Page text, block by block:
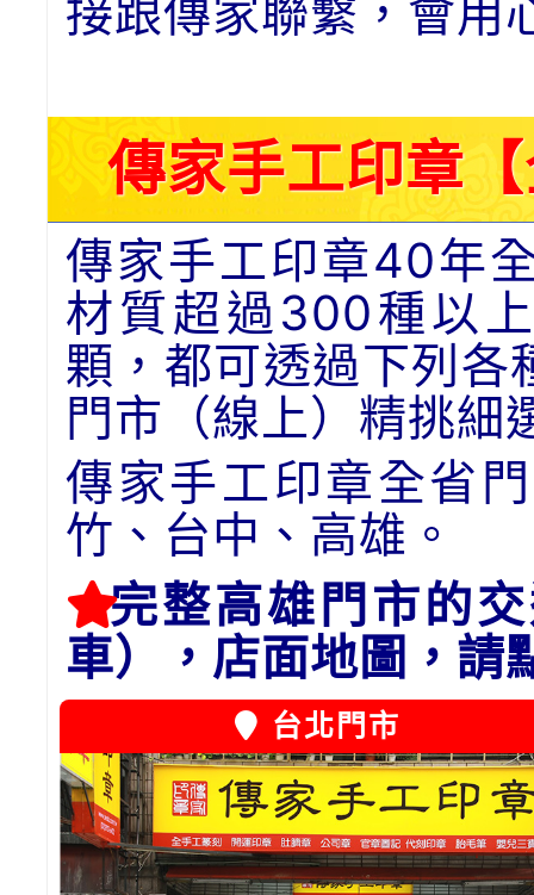
接跟傳家聯繫，會用
傳家手工印章
傳家手工印章40年
材質超過300種以
顆，都可透過下列各
門市（線上）精挑細
傳家手工印章全省
竹、台中、高雄。
完整高雄門市的
車），店面地圖，請
台北門市